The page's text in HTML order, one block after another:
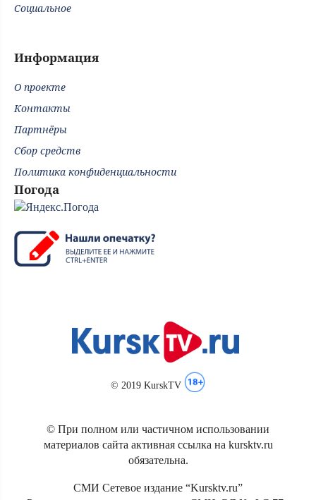
Социальное
Информация
О проекте
Контакты
Партнёры
Сбор средств
Политика конфиденциальности
Погода
© 2019 KurskTV
© При полном или частичном использовании
материалов сайта активная ссылка на kursktv.ru
обязательна.
СМИ Сетевое издание “Kursktv.ru”